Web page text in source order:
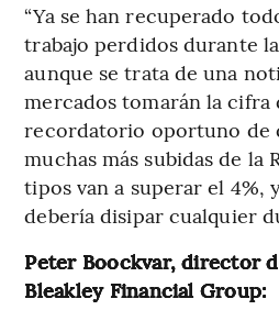
“Ya se han recuperado
trabajo perdidos durante
aunque se trata de una
mercados tomarán la
recordatorio oportuno de
muchas más subidas de la
tipos van a superar el 4%,
debería disipar cualquier
Peter Boockvar, director
Bleakley Financial Group: